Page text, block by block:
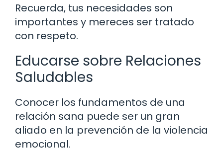
Recuerda, tus necesidades son
importantes y mereces ser tratado
con respeto.
Educarse sobre Relaciones
Saludables
Conocer los fundamentos de una
relación sana puede ser un gran
aliado en la prevención de la violencia
emocional.